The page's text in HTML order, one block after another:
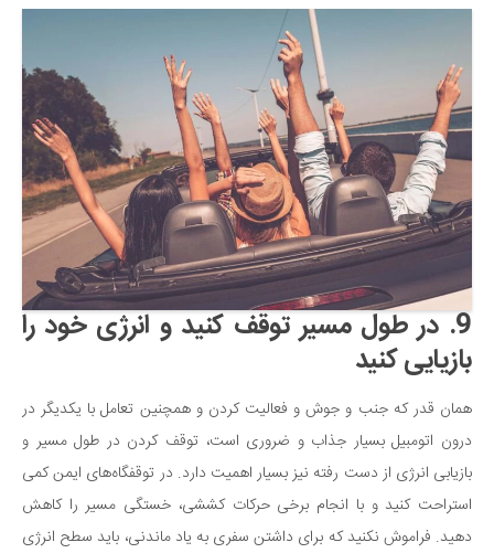
9. در طول مسیر توقف کنید و انرژی خود را
بازیایی کنید
همان قدر که جنب و جوش و فعالیت کردن و همچنین تعامل با یکدیگر در
درون اتومبیل بسیار جذاب و ضروری است، توقف کردن در طول مسیر و
بازیابی انرژی از دست رفته نیز بسیار اهمیت دارد. در توقفگاه‌های ایمن کمی
استراحت کنید و با انجام برخی حرکات کششی، خستگی مسیر را کاهش
دهید. فراموش نکنید که برای داشتن سفری به یاد ماندنی، باید سطح انرژی